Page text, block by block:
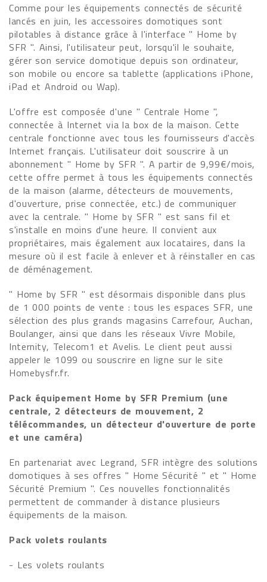
Comme pour les équipements connectés de sécurité
lancés en juin, les accessoires domotiques sont
pilotables à distance grâce à l'interface " Home by
SFR ". Ainsi, l'utilisateur peut, lorsqu'il le souhaite,
gérer son service domotique depuis son ordinateur,
son mobile ou encore sa tablette (applications iPhone,
iPad et Android ou Wap).
L'offre est composée d'une " Centrale Home ",
connectée à Internet via la box de la maison. Cette
centrale fonctionne avec tous les fournisseurs d'accès
Internet français. L'utilisateur doit souscrire à un
abonnement " Home by SFR ". A partir de 9,99€/mois,
cette offre permet à tous les équipements connectés
de la maison (alarme, détecteurs de mouvements,
d'ouverture, prise connectée, etc.) de communiquer
avec la centrale. " Home by SFR " est sans fil et
s'installe en moins d'une heure. Il convient aux
propriétaires, mais également aux locataires, dans la
mesure où il est facile à enlever et à réinstaller en cas
de déménagement.
" Home by SFR " est désormais disponible dans plus
de 1 000 points de vente : tous les espaces SFR, une
sélection des plus grands magasins Carrefour, Auchan,
Boulanger, ainsi que dans les réseaux Vivre Mobile,
Internity, Telecom1 et Avelis. Le client peut aussi
appeler le 1099 ou souscrire en ligne sur le site
Homebysfr.fr.
Pack équipement Home by SFR Premium (une
centrale, 2 détecteurs de mouvement, 2
télécommandes, un détecteur d'ouverture de porte
et une caméra)
En partenariat avec Legrand, SFR intègre des solutions
domotiques à ses offres " Home Sécurité " et " Home
Sécurité Premium ". Ces nouvelles fonctionnalités
permettent de commander à distance plusieurs
équipements de la maison.
Pack volets roulants
- Les volets roulants